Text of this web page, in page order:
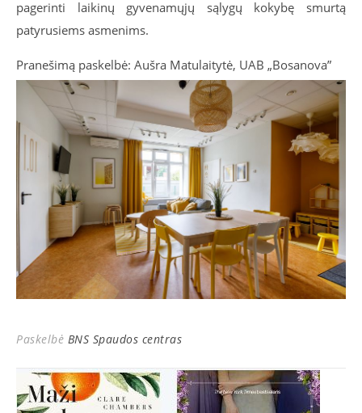
pagerinti laikinų gyvenamųjų sąlygų kokybę smurtą
patyrusiems asmenims.
Pranešimą paskelbė: Aušra Matulaitytė, UAB „Bosanova”
Paskelbė BNS Spaudos centras